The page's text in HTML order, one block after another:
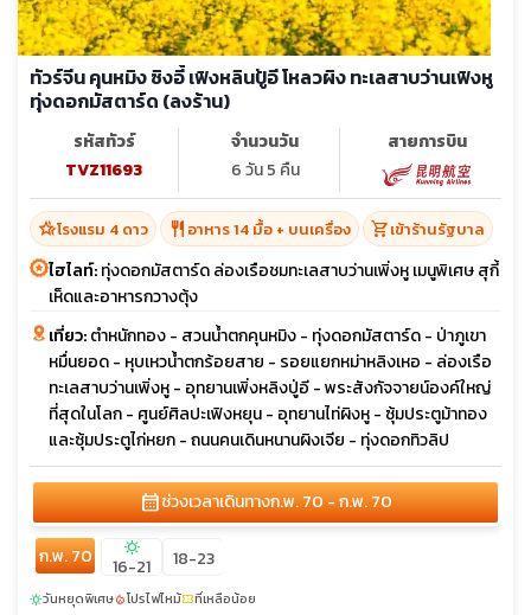
ทัวร์จีน คุนหมิง ซิงอี้ เฟิงหลินปู้อี โหลวผิง ทะเลสาบว่านเฟิงหู
ทุ่งดอกมัสตาร์ด (ลงร้าน)
รหัสทัวร์
TVZ11693
จำนวนวัน
6 วัน 5 คืน
สายการบิน
hotel_classโรงแรม 4 ดาว restaurant อาหาร 14 มื้อ + บนเครื่อง shopping_cartเข้าร้านรัฐบาล
ไฮไลท์:ทุ่งดอกมัสตาร์ด ล่องเรือชมทะเลสาบว่านเพิ่งหู เมนูพิเศษ สุกี้
เห็ดและอาหารกวางตุ้ง
เที่ยว:ตำหนักทอง - สวนน้ำตกคุนหมิง - ทุ่งดอกมัสตาร์ด - ป่าภูเขา
หมื่นยอด - หุบเหวน้ำตกร้อยสาย - รอยแยกหม่าหลิงเหอ - ล่องเรือ
ทะเลสาบว่านเพิ่งหู - อุทยานเพิ่งหลิงปู่อี - พระสังกัจจายน์องค์ใหญ่
ที่สุดในโลก - ศูนย์ศิลปะเฟิงหยุน - อุทยานไท่ผิงหู - ซุ้มประตูม้าทอง
และซุ้มประตูไก่หยก - ถนนคนเดินหนานผิงเจีย - ทุ่งดอกทิวลิป
calendar_monthช่วงเวลาเดินทางก.พ. 70 - ก.พ. 70
ก.พ. 70 sunny
16-21 18-23
sunnyวันหยุดพิเศษlocal_fire_departmentโปรไฟไหม้confirmation_numberที่เหลือน้อย